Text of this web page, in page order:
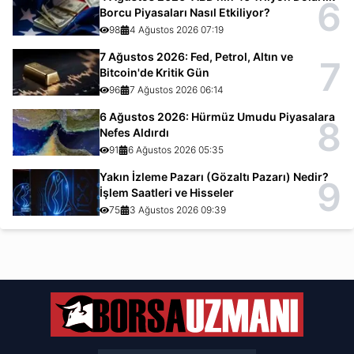
Borcu Piyasaları Nasıl Etkiliyor?
98 4 Ağustos 2026 07:19 6
7 Ağustos 2026: Fed, Petrol, Altın ve
Bitcoin'de Kritik Gün
96 7 Ağustos 2026 06:14 7
6 Ağustos 2026: Hürmüz Umudu Piyasalara
Nefes Aldırdı
91 6 Ağustos 2026 05:35 8
Yakın İzleme Pazarı (Gözaltı Pazarı) Nedir?
İşlem Saatleri ve Hisseler
75 3 Ağustos 2026 09:39 9